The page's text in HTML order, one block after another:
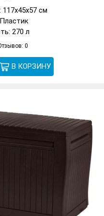
см
270 л
0